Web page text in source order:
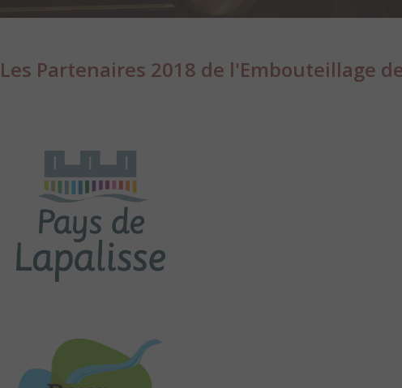
Les Partenaires 2018 de l'Embouteillage